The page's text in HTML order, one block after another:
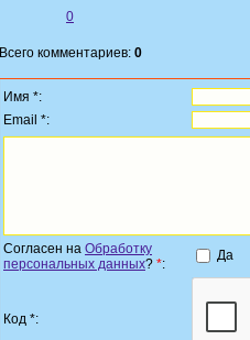
0
Всего комментариев: 0
Имя *:
Email *:
Согласен на Обработку
персональных данных? *:
Да
Код *: